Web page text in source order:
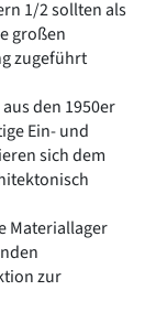
1/2 sollten als
großen
zugeführt
den 1950er
Ein- und
sich dem
Materiallager
zur